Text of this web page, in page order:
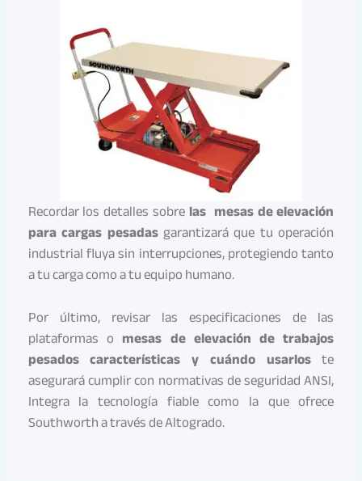
Recordar los detalles sobrelas mesas de elevación
para cargas pesadasgarantizará que tu operación
industrial fluya sin interrupciones, protegiendo tanto
a tu carga como a tu equipo humano.
Por último, revisar las especificaciones de las
plataformas o mesas de elevación de trabajos
pesados características y cuándo usarloste
asegurará cumplir con normativas de seguridad ANSI,
Integra la tecnología fiable como la que ofrece
Southworth a través de Altogrado.